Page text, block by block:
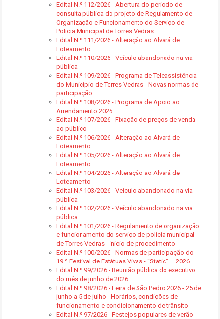
Edital N.º 112/2026 - Abertura do período de
consulta pública do projeto de Regulamento de
Organização e Funcionamento do Serviço de
Polícia Municipal de Torres Vedras
Edital N.º 111/2026 - Alteração ao Alvará de
Loteamento
Edital N.º 110/2026 - Veículo abandonado na via
pública
Edital N.º 109/2026 - Programa de Teleassistência
do Município de Torres Vedras - Novas normas de
participação
Edital N.º 108/2026 - Programa de Apoio ao
Arrendamento 2026
Edital N.º 107/2026 - Fixação de preços de venda
ao público
Edital N.º 106/2026 - Alteração ao Alvará de
Loteamento
Edital N.º 105/2026 - Alteração ao Alvará de
Loteamento
Edital N.º 104/2026 - Alteração ao Alvará de
Loteamento
Edital N.º 103/2026 - Veículo abandonado na via
pública
Edital N.º 102/2026 - Veículo abandonado na via
pública
Edital N.º 101/2026 - Regulamento de organização
e funcionamento do serviço de polícia municipal
de Torres Vedras - início de procedimento
Edital N.º 100/2026 - Normas de participação do
19.º Festival de Estátuas Vivas - “Static” – 2026
Edital N.º 99/2026 - Reunião pública do executivo
do mês de junho de 2026
Edital N.º 98/2026 - Feira de São Pedro 2026 - 25 de
junho a 5 de julho - Horários, condições de
funcionamento e condicionamento de trânsito
Edital N.º 97/2026 - Festejos populares de verão -